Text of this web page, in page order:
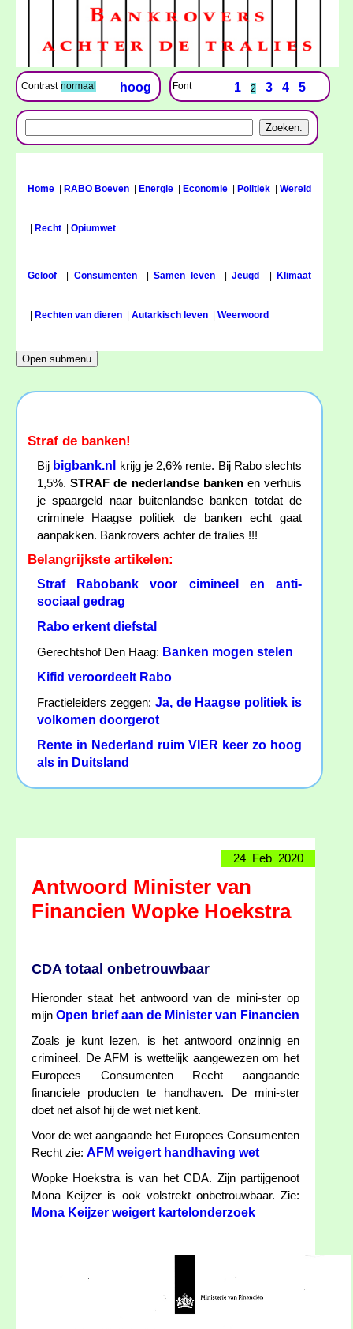
Contrast normaal hoog Font 1 2 3 4 5
Home RABO Boeven Energie Economie Politiek Wereld
Recht Opiumwet
Geloof Consumenten|Samen leven|Jeugd Klimaat
Rechten van dieren Autarkisch leven Weerwoord
Straf de banken!
Bij bigbank.nl
krijg je 2,6% rente. Bij Rabo slechts
1,5%.STRAF de nederlandse bankenen verhuis
je spaargeld naar buitenlandse banken totdat de
criminele Haagse politiek de banken echt gaat
aanpakken. Bankrovers achter de tralies !!!
Belangrijkste artikelen:
Straf Rabobank voor cimineel en anti-
sociaal gedrag
Rabo erkent diefstal
Gerechtshof Den Haag: Banken mogen stelen
Kifid veroordeelt Rabo
Fractieleiders zeggen: Ja, de Haagse politiek is
volkomen doorgerot
Rente in Nederland ruim VIER keer zo hoog
als in Duitsland
24 Feb 2020
Antwoord Minister van
Financien Wopke Hoekstra
CDA totaal onbetrouwbaar
Hieronder staat het antwoord van de mini-ster op
mijn Open brief aan de Minister van Financien
Zoals je kunt lezen, is het antwoord onzinnig en
crimineel. De AFM is wettelijk aangewezen om het
Europees Consumenten Recht aangaande
financiele producten te handhaven. De mini-ster
doet net alsof hij de wet niet kent.
Voor de wet aangaande het Europees Consumenten
Recht zie: AFM weigert handhaving wet
Wopke Hoekstra is van het CDA. Zijn partijgenoot
Mona Keijzer is ook volstrekt onbetrouwbaar. Zie:
Mona Keijzer weigert kartelonderzoek